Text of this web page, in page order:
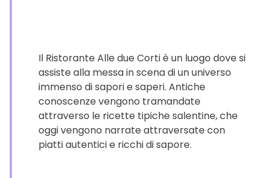
Il Ristorante Alle due Corti è un luogo dove si
assiste alla messa in scena di un universo
immenso di sapori e saperi. Antiche
conoscenze vengono tramandate
attraverso le ricette tipiche salentine, che
oggi vengono narrate attraversate con
piatti autentici e ricchi di sapore.